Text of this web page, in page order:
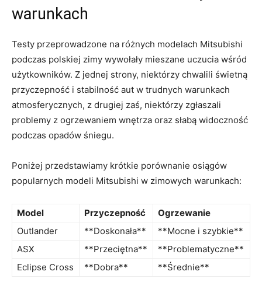
warunkach
Testy przeprowadzone⁢ na różnych modelach ‍Mitsubishi ​
podczas polskiej zimy wywołały mieszane uczucia wśród
użytkowników. Z jednej strony, niektórzy chwalili świetną
przyczepność i stabilność⁢ aut w‍ trudnych‍ warunkach⁤
atmosferycznych, ‍z⁢ drugiej⁣ zaś,‍ niektórzy zgłaszali
problemy z ogrzewaniem wnętrza oraz słabą widoczność
podczas opadów śniegu.
Poniżej ‍przedstawiamy krótkie porównanie osiągów
popularnych modeli Mitsubishi ‌w zimowych warunkach:
Model Przyczepność
Ogrzewanie
Outlander
**Doskonała**
**Mocne i szybkie**
ASX
**Przeciętna**
**Problematyczne**
Eclipse ‍Cross
**Dobra** **Średnie**